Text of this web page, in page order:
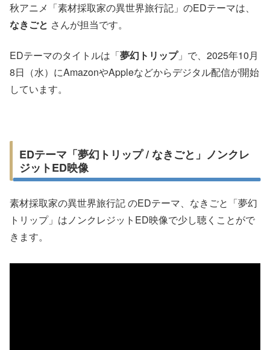
秋アニメ「素材採取家の異世界旅行記」のEDテーマは、
なきごと さんが担当です。
EDテーマのタイトルは「夢幻トリップ」で、2025年10月
8日（水）にAmazonやAppleなどからデジタル配信が開始
しています。
EDテーマ「夢幻トリップ / なきごと」ノンクレ
ジットED映像
素材採取家の異世界旅行記 のEDテーマ、なきごと「夢幻
トリップ」はノンクレジットED映像で少し聴くことがで
きます。